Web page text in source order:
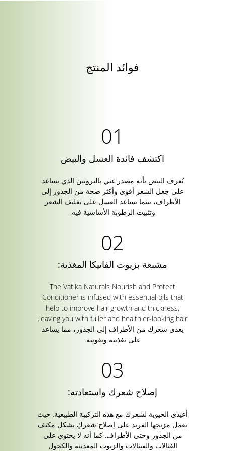
فوائد المنتج
اكتشف فائدة العسل والبيض
يُعرف البيض بأنه مصدر غني بالبروتين الذي يساعد
على جعل الشعر أقوى وأكثر صحة من الجذور إلى
الأطراف، بينما يساعد العسل على تغليف الشعر
وتثبيت الرطوبة الأساسية فيه.
مشبعة بزيوت الفاتيكا المغذية:
The Vatika Naturals Nourish and Protect
Conditioner is infused with essential oils that
help to improve hair growth and thickness,
leaving you with fuller and healthier-looking hair.
يغذي شعرك من الأطراف إلى الجذور، مما يساعد
على تغذيته وتقويته.
إصلاح شعرك واستعادته:
أعيدي الحيوية لشعرك مع هذه التركيبة الطبيعية. حيث
يعمل مزيجها الفريد على إصلاح شعركِ بشكل مكثف
من الجذور وحتى الأطراف. كما أنه لا يحتوي على
الفثالات والفيثالات والزيوت المعدنية والكحول